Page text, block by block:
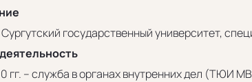
государственный университет,
гг. – служба в органах внутренних дел (ТЮИ